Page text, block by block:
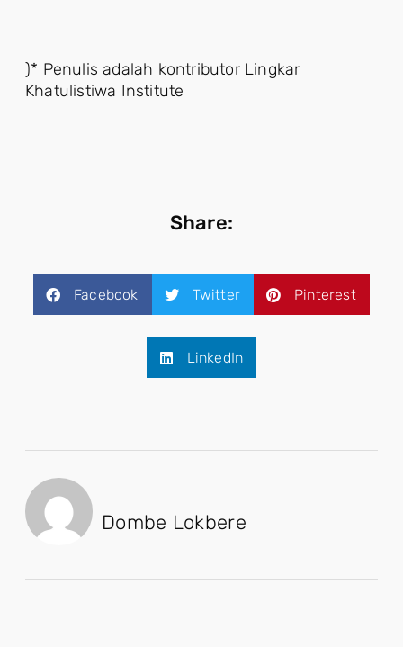
)* Penulis adalah kontributor Lingkar
Khatulistiwa Institute
Share:
Facebook Twitter Pinterest
LinkedIn
Dombe Lokbere